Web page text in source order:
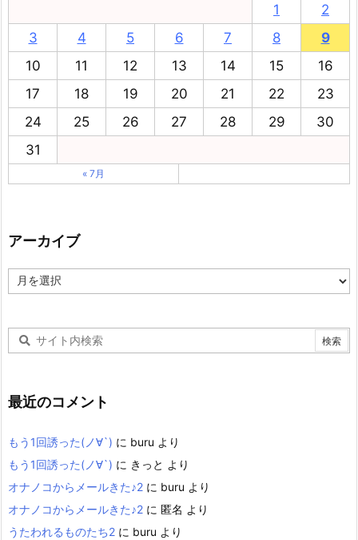
1
2
3
4 5 6 7 8
9
10
11 12 13 14 15
16
17
18 19 20 21 22
23
24
25 26 27 28 29
30
31
« 7月
アーカイブ
ー
最近のコメント
もう1回誘った(ノ∀`) に buru より
もう1回誘った(ノ∀`) に きっと より
オナノコからメールきた♪2 に buru より
オナノコからメールきた♪2 に 匿名 より
うたわれるものたち2 に buru より